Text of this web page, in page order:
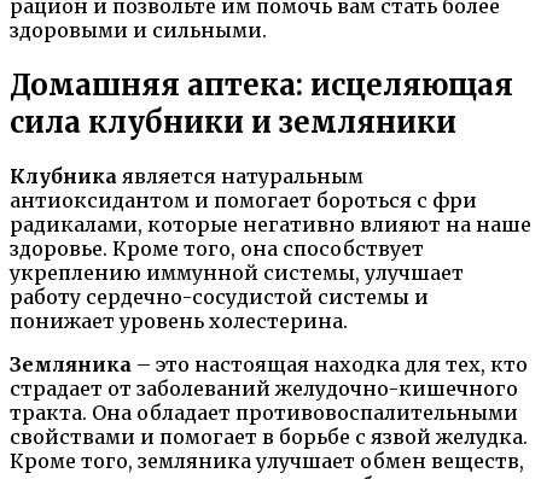
рацион и позвольте им помочь вам стать более
здоровыми и сильными.
Домашняя аптека: исцеляющая
сила клубники и земляники
Клубника является натуральным
антиоксидантом и помогает бороться с фри
радикалами, которые негативно влияют на наше
здоровье. Кроме того, она способствует
укреплению иммунной системы, улучшает
работу сердечно-сосудистой системы и
понижает уровень холестерина.
Земляника – это настоящая находка для тех, кто
страдает от заболеваний желудочно-кишечного
тракта. Она обладает противовоспалительными
свойствами и помогает в борьбе с язвой желудка.
Кроме того, земляника улучшает обмен веществ,